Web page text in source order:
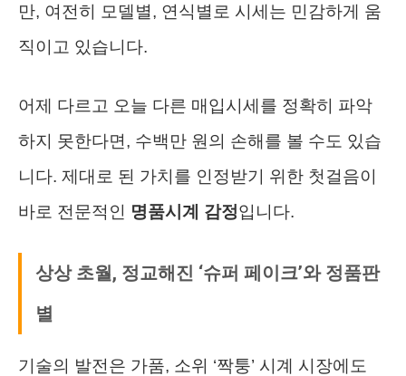
만, 여전히 모델별, 연식별로 시세는 민감하게 움
직이고 있습니다.
어제 다르고 오늘 다른 매입시세를 정확히 파악
하지 못한다면, 수백만 원의 손해를 볼 수도 있습
니다. 제대로 된 가치를 인정받기 위한 첫걸음이
바로 전문적인 명품시계 감정입니다.
상상 초월, 정교해진 ‘슈퍼 페이크’와 정품판
별
기술의 발전은 가품, 소위 ‘짝퉁’ 시계 시장에도